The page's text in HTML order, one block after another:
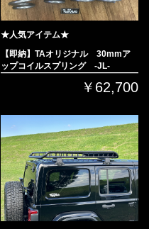
★人気アイテム★
【即納】TAオリジナル 30mmア
ップコイルスプリング -JL-
￥62,700